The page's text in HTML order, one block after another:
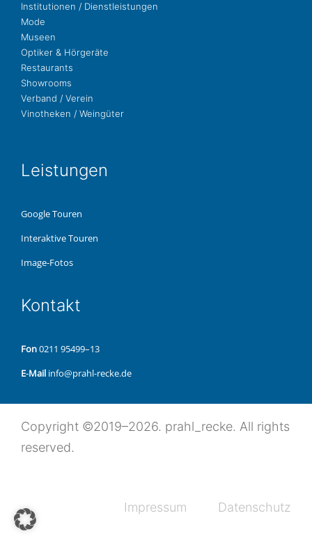
Insti­tu­tio­nen / Dienstleistungen
Mode
Museen
Opti­ker & Hörgeräte
Restau­rants
Show­rooms
Ver­band / Verein
Vino­the­ken / Weingüter
Leis­tun­gen
Google Touren
Inter­ak­ti­ve Touren
Image-Fotos
Kon­takt
Fon0211 95499–13
E‑Mail info@prahl-recke.de
Copy­right ©2019–2026. prahl_recke. All rights
reserved.
Impres­sum Daten­schutz